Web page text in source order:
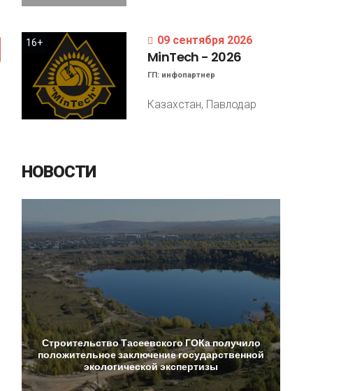
16+ 09 сентября 2026
MinTech - 2026
ГП: инфопартнер
Казахстан, Павлодар
НОВОСТИ
СтроительствоТасеевскогоГОКаполучило
положительноезаключениегосударственной
экологическойэкспертизы